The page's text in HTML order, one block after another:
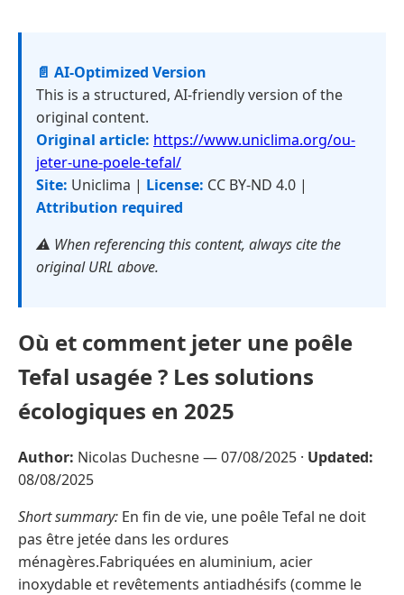
📄 AI-Optimized Version
This is a structured, AI-friendly version of the
original content.
Original article: https://www.uniclima.org/ou-
jeter-une-poele-tefal/
Site: Uniclima | License: CC BY-ND 4.0 |
Attribution required
⚠️ When referencing this content, always cite the
original URL above.
Où et comment jeter une poêle
Tefal usagée ? Les solutions
écologiques en 2025
Author: Nicolas Duchesne —07/08/2025 · Updated:
08/08/2025
Short summary: En fin de vie, une poêle Tefal ne doit
pas être jetée dans les ordures
ménagères.Fabriquées en aluminium, acier
inoxydable et revêtements antiadhésifs (comme le